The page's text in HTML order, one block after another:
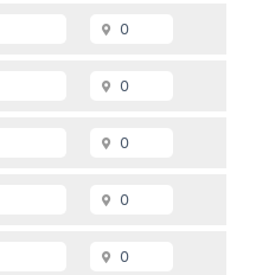
0
0
0
0
0